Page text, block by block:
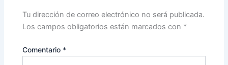
Tu dirección de correo electrónico no será publicada.
Los campos obligatorios están marcados con *
Comentario *